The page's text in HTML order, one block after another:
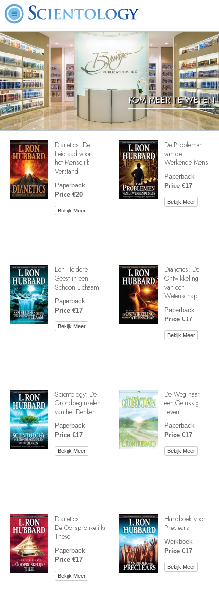
KOM MEER TE WETEN
Dianetics: De
Leidraad voor
het Menselijk
Verstand
Paperback
Price €20
Bekijk Meer
De Problemen
van de
Werkende Mens
Paperback
Price €17
Bekijk Meer
Een Heldere
Geest in een
Schoon Lichaam
Paperback
Price €17
Bekijk Meer
Dianetics: De
Ontwikkeling
van een
Wetenschap
Paperback
Price €17
Bekijk Meer
Scientology: De
Grondbeginselen
van het Denken
Paperback
Price €17
Bekijk Meer
De Weg naar
een Gelukkig
Leven
Paperback
Price €17
Bekijk Meer
Dianetics:
De Oorspronkelijke
These
Paperback
Price €17
Bekijk Meer
Handboek voor
Preclears
Werkboek
Price €17
Bekijk Meer